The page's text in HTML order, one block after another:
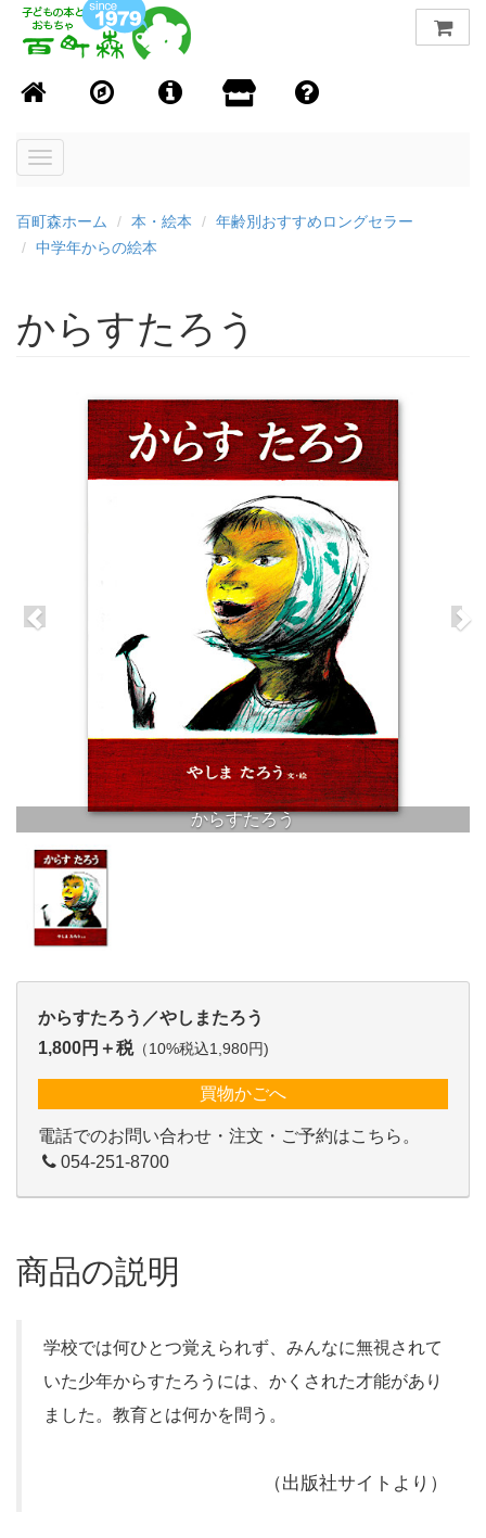
Toggle
百町森ホーム 本・絵本
年齢別おすすめロングセラー
中学年からの絵本
からすたろう
からすたろう
からすたろう／やしまたろう
1,800円＋税（10%税込1,980円)
買物かごへ
電話でのお問い合わせ・注文・ご予約はこちら。
054-251-8700
商品の説明
学校では何ひとつ覚えられず、みんなに無視されて
いた少年からすたろうには、かくされた才能があり
ました。教育とは何かを問う。
（出版社サイトより）